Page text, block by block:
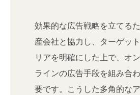
効果的な広告戦略を立てる
産会社と協力し、ターゲッ
リアを明確にした上で、オ
ラインの広告手段を組み合
要です。こうした多角的な